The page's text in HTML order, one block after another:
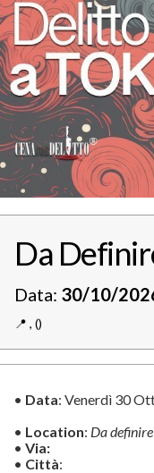
Da
Data: 30/10/
📍️ , ()
• Data: Venerdì 30
• Location: Da definire
• Via:
• Città: